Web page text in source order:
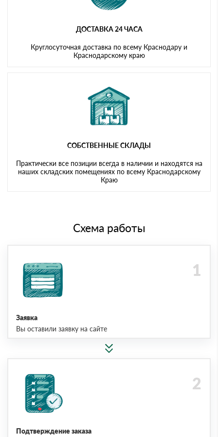
ДОСТАВКА 24 ЧАСА
Круглосуточная доставка по всему Краснодару и
Краснодарскому краю
СОБСТВЕННЫЕ СКЛАДЫ
Практически все позиции всегда в наличии и находятся на
наших складских помещениях по всему Краснодарскому
Краю
Схема работы
Заявка
Вы оставили заявку на сайте
Подтверждение заказа